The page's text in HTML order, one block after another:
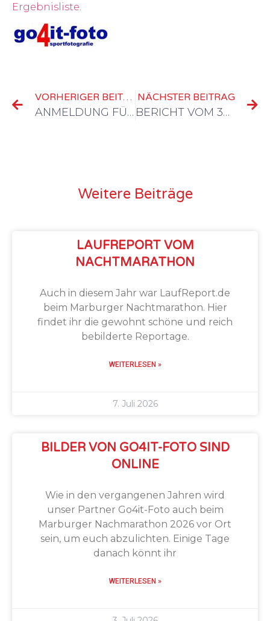
Ergebnisliste
VORHERIGER BEITRAG
ANMELDUNG FÜR NACHTMARATHON OFFEN
NÄCHSTER BEITRAG
BERICHT VOM 30. LAHNTALLAUF AUF LAUFREPORT.DE
Weitere Beiträge
LAUFREPORT VOM
NACHTMARATHON
Auch in diesem Jahr war LaufReport.de
beim Marburger Nachtmarathon. Hier
findet ihr die gewohnt schöne und reich
bebilderte Reportage.
WEITERLESEN »
7. Juli 2026
BILDER VON GO4IT-FOTO SIND
ONLINE
Wie in den vergangenen Jahren wird
unser Partner Go4it-Foto auch beim
Marburger Nachmarathon 2026 vor Ort
sein, um euch abzulichten. Einige Tage
danach könnt ihr
WEITERLESEN »